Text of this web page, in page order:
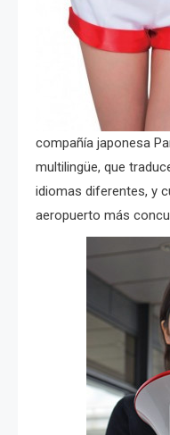
compañía japonesa
multilingüe, que
idiomas diferentes, y
aeropuerto más